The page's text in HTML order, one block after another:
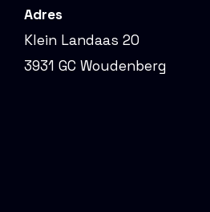
Adres
Klein Landaas 20
3931 GC Woudenberg